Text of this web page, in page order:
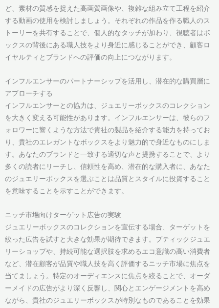
ど、素材の質感を捉えた高画質画像や、複雑な組み立て工程を紹介
する動画の使用を検討しましょう。それぞれの作品を作る職人のス
トーリーを共有することで、個人的なタッチが加わり、視聴者はボ
ックスの背後にある職人技をより身近に感じることができ、顧客ロ
イヤルティとブランドへの評価の向上につながります。
インフルエンサーのパートナーシップを活用し、潜在的な購買層に
アプローチする
インフルエンサーとの協力は、ジュエリーボックスのコレクション
を大きく変える可能性があります。インフルエンサーは、彼らのフ
ォロワーに響くような方法で貴社の製品を紹介する能力を持ってお
り、貴社のエレガントなボックスをより魅力的で身近なものにしま
す。あなたのブランドと一致する適切な声と提携することで、より
多くの読者にリーチし、信頼性を高め、潜在的な購入者に、あなた
のジュエリーボックスを選ぶことは品質とスタイルに投資すること
を意味することを示すことができます。
ニッチ市場向けターゲット広告の実験
ジュエリーボックスのコレクションを宣伝する場合、ターゲットを
絞った広告を試すと大きな効果が期待できます。ブティックジュエ
リーショップや、持続可能な選択肢を求めるエコ意識の高い消費者
など、潜在顧客が品質や職人技を高く評価するニッチ市場に焦点を
当てましょう。特定のオーディエンスに焦点を絞ることで、オーダ
ーメイドの広告がより深く反響し、関心とエンゲージメントを高め
ながら、貴社のジュエリーボックスが特別なものであることを効果